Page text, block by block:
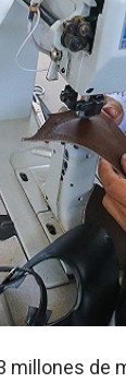
millones